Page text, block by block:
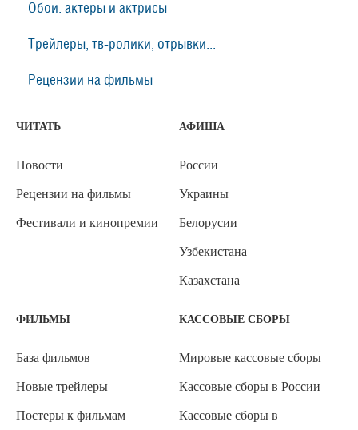
Обои: актеры и актрисы
Трейлеры, тв-ролики, отрывки...
Рецензии на фильмы
ЧИТАТЬ
Новости
Рецензии на фильмы
Фестивали и кинопремии
АФИША
России
Украины
Белорусии
Узбекистана
Казахстана
ФИЛЬМЫ
База фильмов
Новые трейлеры
Постеры к фильмам
КАССОВЫЕ СБОРЫ
Мировые кассовые сборы
Кассовые сборы в России
Кассовые сборы в